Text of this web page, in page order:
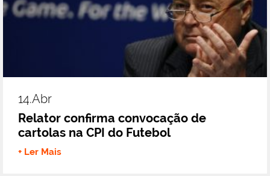
14.abr
Relator confirma convocação de
cartolas na CPI do Futebol
+ Ler Mais